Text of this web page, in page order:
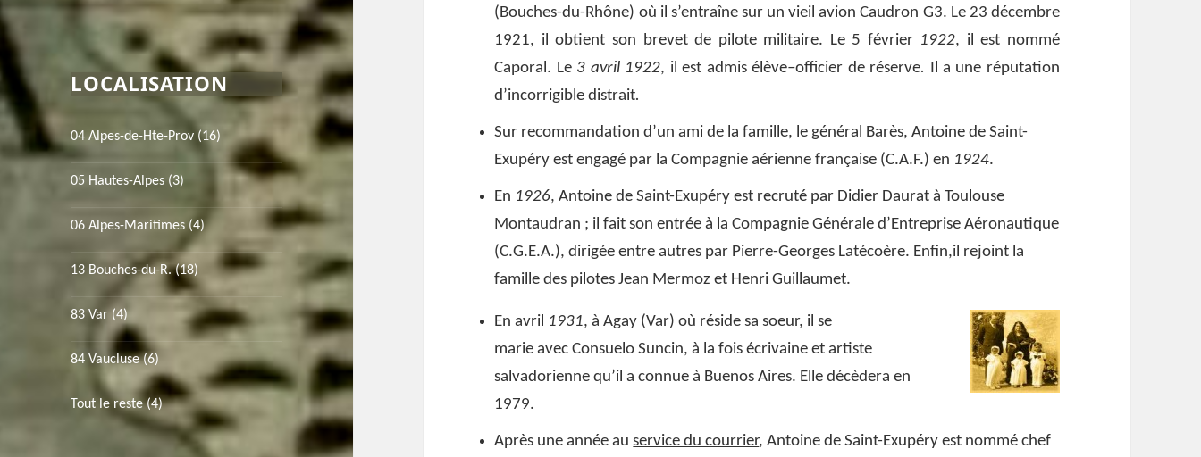
LOCALISATION
04 Alpes-de-Hte-Prov (16)
05 Hautes-Alpes (3)
06 Alpes-Maritimes (4)
13 Bouches-du-R.(18)
83 Var (4)
84 Vaucluse(6)
Tout le reste(4)
(Bouches-du-Rhône) où il s’entraîne sur un vieil avion Caudron G3. Le 23 décembre
1921, il obtient son brevet de pilote militaire. Le 5 février 1922, il est nommé
Caporal. Le 3 avril 1922, il est admis élève–officier de réserve. Il a une réputation
d’incorrigible distrait.
Sur recommandation d’un ami de la famille, le général Barès, Antoine de Saint-
Exupéry est engagé par la Compagnie aérienne française (C.A.F.) en 1924.
En 1926, Antoine de Saint-Exupéry est recruté par Didier Daurat à Toulouse
Montaudran ; il fait son entrée à la Compagnie Générale d’Entreprise Aéronautique
(C.G.E.A.), dirigée entre autres par Pierre-Georges Latécoère. Enfin,il rejoint la
famille des pilotes Jean Mermoz et Henri Guillaumet.
En avril 1931, à Agay (Var) où réside sa soeur, il se
marie avec Consuelo Suncin, à la fois écrivaine et artiste
salvadorienne qu’il a connue à Buenos Aires. Elle décèdera en
1979.
Après une année auservice du courrier, Antoine de Saint-Exupéry est nommé chef